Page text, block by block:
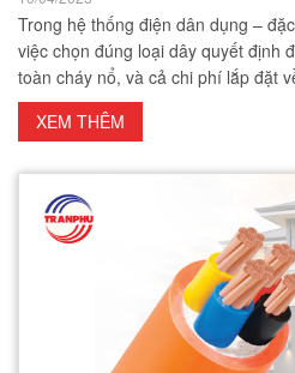
Trong hệ thống điện dân dụng –
việc chọn đúng loại dây quyết định
toàn cháy nổ, và cả chi phí lắp đặt
XEM THÊM